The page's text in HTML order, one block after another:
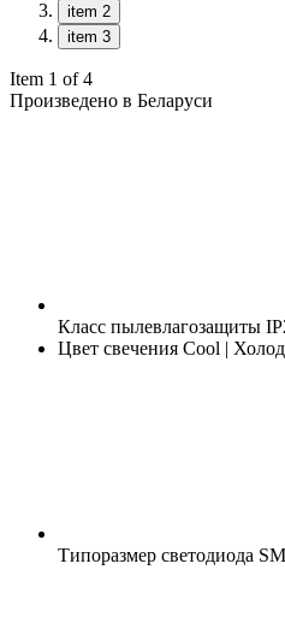
item 2
item 3
Item 1 of 4
Произведено в Беларуси
Класс пылевлагозащиты
Цвет свечения Cool |
Типоразмер светодиода